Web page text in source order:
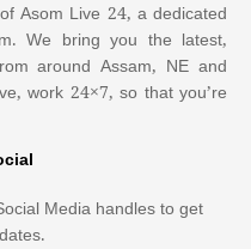
Asom Live 24, a dedicated
We bring you the latest,
around Assam, NE and
work 24×7, so that you’re
Media handles to get